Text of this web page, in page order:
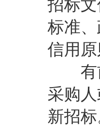
招标
标准
信用
有前
采购
新招